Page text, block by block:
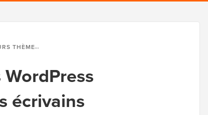
POUR LES ÉCRIVAINS
écrivains